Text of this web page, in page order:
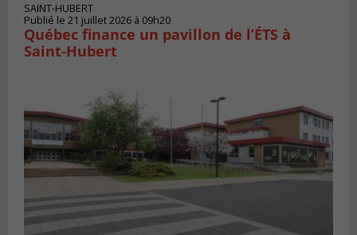
SAINT-HUBERT
Publié le 21 juillet 2026 à 09h20
Québec finance un pavillon de l’ÉTS à
Saint‑Hubert